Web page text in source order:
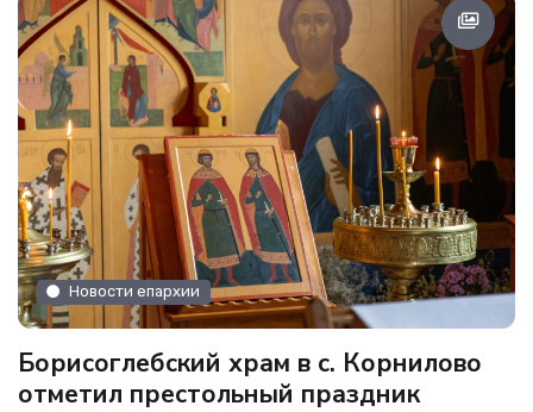
Новости епархии
Борисоглебский храм в с. Корнилово
отметил престольный праздник